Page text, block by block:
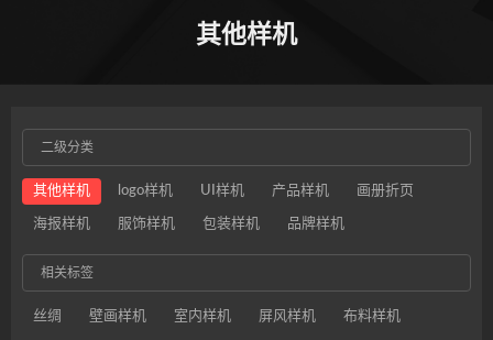
其他样机
二级分类
其他样机 logo样机 UI样机 产品样机 画册折页
海报样机 服饰样机 包装样机 品牌样机
相关标签
丝绸 壁画样机 室内样机 屏风样机 布料样机